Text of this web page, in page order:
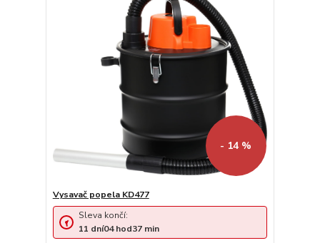
- 14 %
Vysavač popela KD477
Sleva končí:
11 dní04hod37 min